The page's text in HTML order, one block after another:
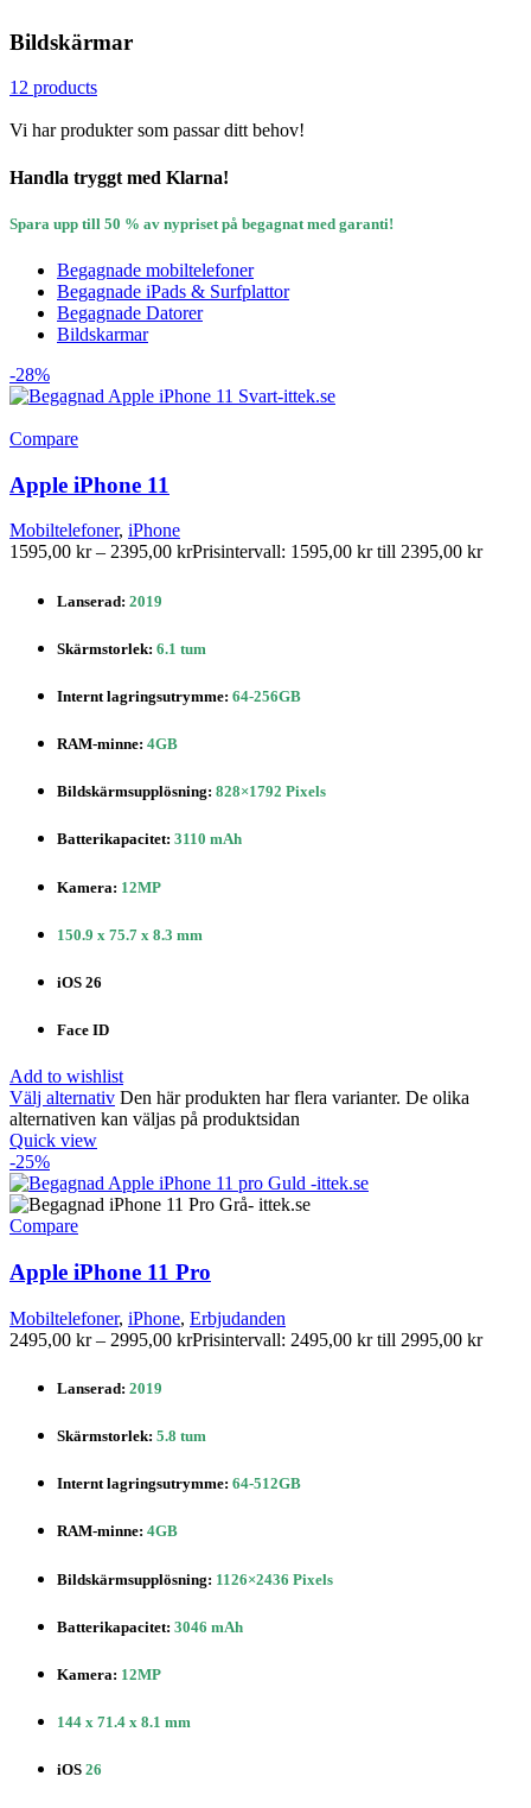
Bildskärmar
12 products
Vi har produkter som passar ditt behov!
Handla tryggt med Klarna!
Spara upp till 50 % av nypriset på begagnat med garanti!
Begagnade mobiltelefoner
Begagnade iPads & Surfplattor
Begagnade Datorer
Bildskarmar
-28%
Compare
Apple iPhone 11
Mobiltelefoner, iPhone
1595,00 kr – 2395,00 krPrisintervall: 1595,00 kr till 2395,00 kr
Lanserad: 2019
Skärmstorlek: 6.1 tum
Internt lagringsutrymme: 64-256GB
RAM-minne: 4GB
Bildskärmsupplösning: 828×1792 Pixels
Batterikapacitet: 3110 mAh
Kamera: 12MP
150.9 x 75.7 x 8.3 mm
iOS 26
Face ID
Add to wishlist
Välj alternativ Den här produkten har flera varianter. De olika
alternativen kan väljas på produktsidan
Quick view
-25%
Compare
Apple iPhone 11 Pro
Mobiltelefoner, iPhone, Erbjudanden
2495,00 kr – 2995,00 krPrisintervall: 2495,00 kr till 2995,00 kr
Lanserad: 2019
Skärmstorlek: 5.8 tum
Internt lagringsutrymme: 64-512GB
RAM-minne: 4GB
Bildskärmsupplösning: 1126×2436 Pixels
Batterikapacitet: 3046 mAh
Kamera: 12MP
144 x 71.4 x 8.1 mm
iOS 26